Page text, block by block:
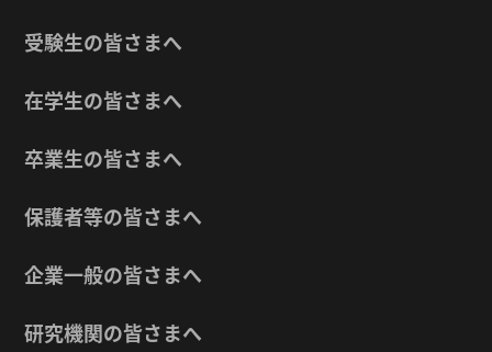
受験生の皆さまへ
在学生の皆さまへ
卒業生の皆さまへ
保護者等の皆さまへ
企業一般の皆さまへ
研究機関の皆さまへ